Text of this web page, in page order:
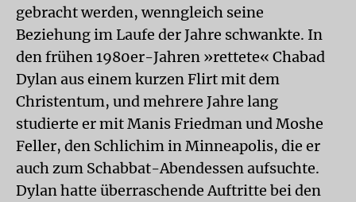
gebracht werden, wenngleich seine
Beziehung im Laufe der Jahre schwankte. In
den frühen 1980er-Jahren »rettete« Chabad
Dylan aus einem kurzen Flirt mit dem
Christentum, und mehrere Jahre lang
studierte er mit Manis Friedman und Moshe
Feller, den Schlichim in Minneapolis, die er
auch zum Schabbat-Abendessen aufsuchte.
Dylan hatte überraschende Auftritte bei den